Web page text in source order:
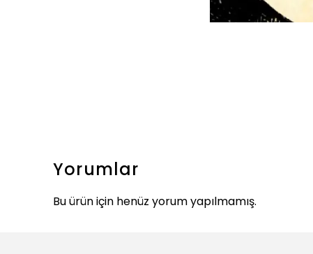
Yorumlar
Bu ürün için henüz yorum yapılmamış.